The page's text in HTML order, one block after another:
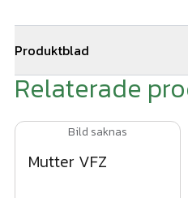
Produktblad
016 - Stålnätspaneler.pdf
Relaterade
Bild saknas
Mutter VFZ